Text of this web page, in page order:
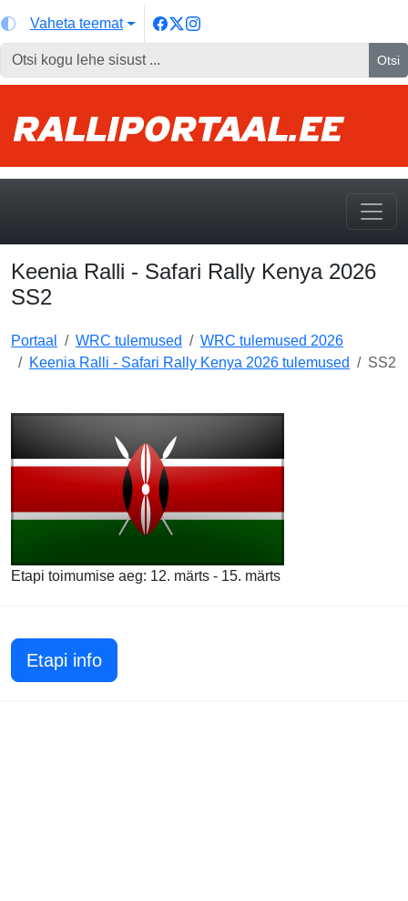
Vaheta teemat
Otsi
Keenia Ralli - Safari Rally Kenya 2026
SS2
Portaal WRC tulemused
WRC tulemused 2026
Keenia Ralli - Safari Rally Kenya 2026 tulemused
SS2
Etapi toimumise aeg: 12. märts - 15. märts
Etapi info